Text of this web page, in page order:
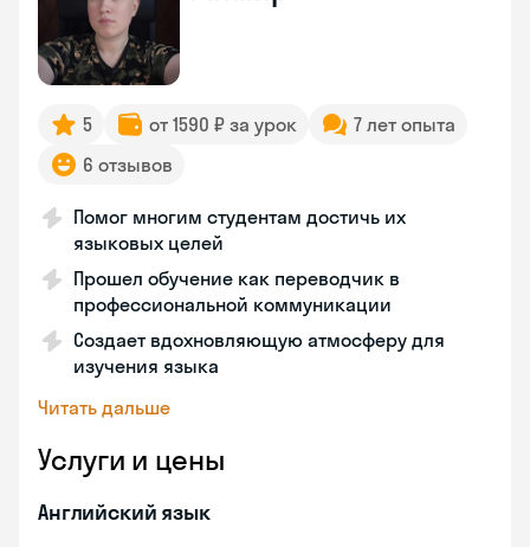
5 от 1590 ₽ за урок
7 лет опыта
6 отзывов
Помог многим студентам достичь их
языковых целей
Прошел обучение как переводчик в
профессиональной коммуникации
Создает вдохновляющую атмосферу для
изучения языка
Читать дальше
Услуги и цены
Английский язык